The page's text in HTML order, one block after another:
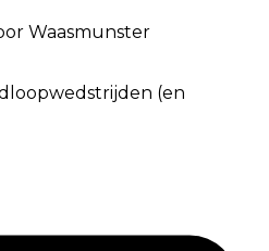
Waasmunster
(en